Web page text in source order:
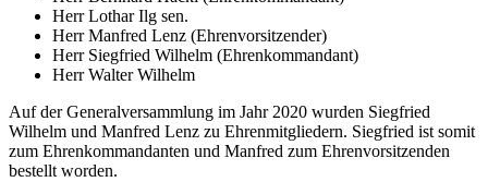
Herr Lothar Ilg sen.
Herr Manfred Lenz (Ehrenvorsitzender)
Herr Siegfried Wilhelm (Ehrenkommandant)
Herr Walter Wilhelm
Auf der Generalversammlung im Jahr 2020 wurden Siegfried
Wilhelm und Manfred Lenz zu Ehrenmitgliedern. Siegfried ist somit
zum Ehrenkommandanten und Manfred zum Ehrenvorsitzenden
bestellt worden.